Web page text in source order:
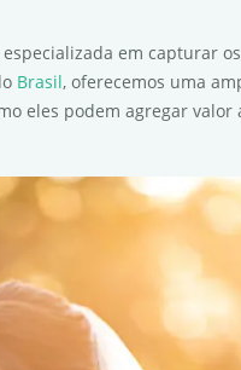
em capturar
Brasil, oferecemos uma
eles podem agregar valor